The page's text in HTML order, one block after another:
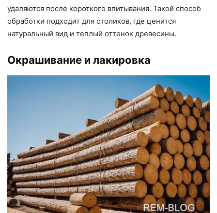
удаляются после короткого впитывания. Такой способ
обработки подходит для столиков, где ценится
натуральный вид и теплый оттенок древесины.
Окрашивание и лакировка